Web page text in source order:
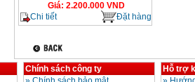
Giá: 2.200.000VND
Chi tiết
Đặt hàng
Chính sách công ty
Hỗ trợ